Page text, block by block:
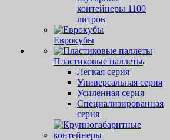
контейнеры 1100
литров
Еврокубы
Пластиковые паллеты
Легкая серия
Универсальная серия
Усиленная серия
Специализированная
серия